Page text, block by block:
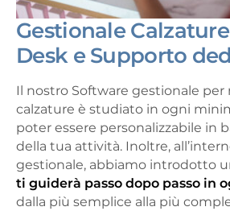
Gestionale
Desk e Supporto
Il nostro Software gestionale per
calzature è studiato in ogni
poter essere personalizzabile in
della tua attività. Inoltre,
gestionale, abbiamo introdotto
ti guiderà passo dopo passo in
dalla più semplice alla più